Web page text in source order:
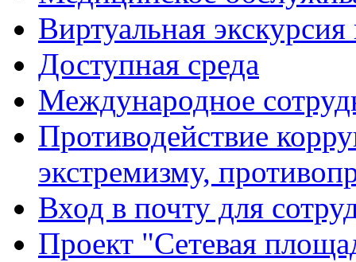
Виртуальная
Доступная среда
Международное
Противодействие
экстремизму,
Вход в почту для
Проект "Сетевая